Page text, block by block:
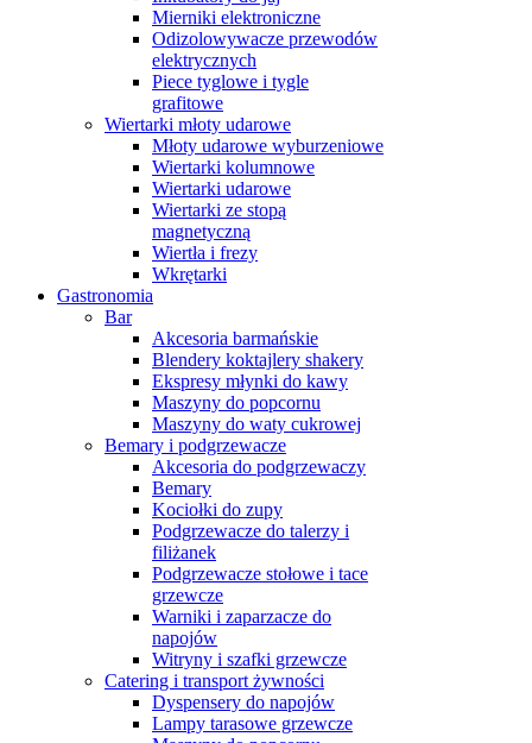
Mierniki elektroniczne
Odizolowywacze przewodów
elektrycznych
Piece tyglowe i tygle
grafitowe
Wiertarki młoty udarowe
Młoty udarowe wyburzeniowe
Wiertarki kolumnowe
Wiertarki udarowe
Wiertarki ze stopą
magnetyczną
Wiertła i frezy
Wkrętarki
Gastronomia
Bar
Akcesoria barmańskie
Blendery koktajlery shakery
Ekspresy młynki do kawy
Maszyny do popcornu
Maszyny do waty cukrowej
Bemary i podgrzewacze
Akcesoria do podgrzewaczy
Bemary
Kociołki do zupy
Podgrzewacze do talerzy i
filiżanek
Podgrzewacze stołowe i tace
grzewcze
Warniki i zaparzacze do
napojów
Witryny i szafki grzewcze
Catering i transport żywności
Dyspensery do napojów
Lampy tarasowe grzewcze